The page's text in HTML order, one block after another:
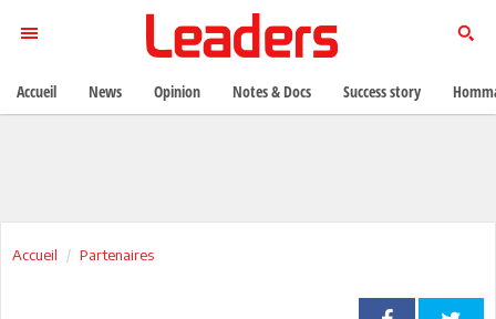
Accueil Partenaires
Accueil News Opinion Notes & Docs Success story